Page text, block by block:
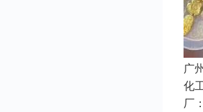
广
化
厂